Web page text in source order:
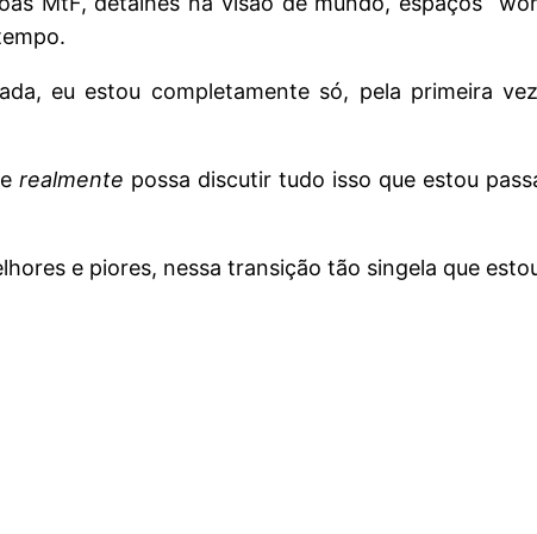
eu estou completamente só, pela primeira
realmente possa discutir tudo isso que estou
e piores, nessa transição tão singela que